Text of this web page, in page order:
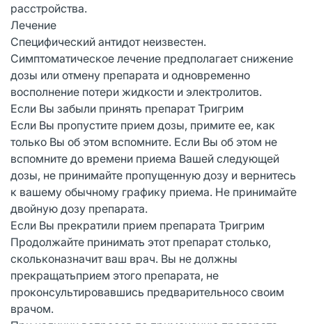
расстройства.
Лечение
Специфический антидот неизвестен.
Симптоматическое лечение предполагает снижение
дозы или отмену препарата и одновременно
восполнение потери жидкости и электролитов.
Если Вы забыли принять препарат Тригрим
Если Вы пропустите прием дозы, примите ее, как
только Вы об этом вспомните. Если Вы об этом не
вспомните до времени приема Вашей следующей
дозы, не принимайте пропущенную дозу и вернитесь
к вашему обычному графику приема. Не принимайте
двойную дозу препарата.
Если Вы прекратили прием препарата Тригрим
Продолжайте принимать этот препарат столько,
скольконазначит ваш врач. Вы не должны
прекращатьприем этого препарата, не
проконсультировавшись предварительносо своим
врачом.